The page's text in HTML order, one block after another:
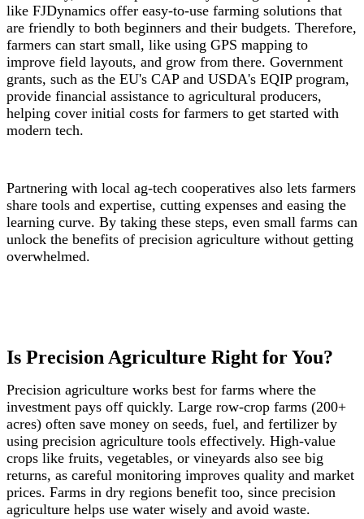
like FJDynamics offer easy-to-use farming solutions that
are friendly to both beginners and their budgets. Therefore,
farmers can start small, like using GPS mapping to
improve field layouts, and grow from there. Government
grants, such as the EU's CAP and USDA's EQIP program,
provide financial assistance to agricultural producers,
helping cover initial costs for farmers to get started with
modern tech.
Partnering with local ag-tech cooperatives also lets farmers
share tools and expertise, cutting expenses and easing the
learning curve. By taking these steps, even small farms can
unlock the benefits of precision agriculture without getting
overwhelmed.
Is Precision Agriculture Right for You?
Precision agriculture works best for farms where the
investment pays off quickly. Large row-crop farms (200+
acres) often save money on seeds, fuel, and fertilizer by
using precision agriculture tools effectively. High-value
crops like fruits, vegetables, or vineyards also see big
returns, as careful monitoring improves quality and market
prices. Farms in dry regions benefit too, since precision
agriculture helps use water wisely and avoid waste.